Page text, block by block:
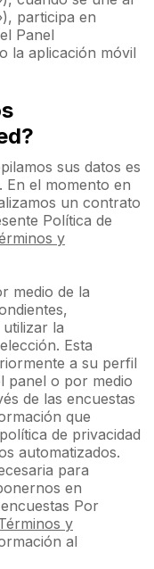
participa en
Panel
la aplicación móvil
sus datos es
En el momento en
un contrato
Política de
y
medio de la
la
Esta
a su perfil
panel o por medio
de las encuestas
que
de privacidad
automatizados.
para
en
Por
y
al